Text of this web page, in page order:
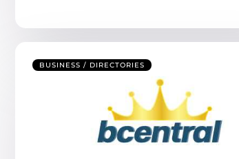
BUSINESS / DIRECTORIES